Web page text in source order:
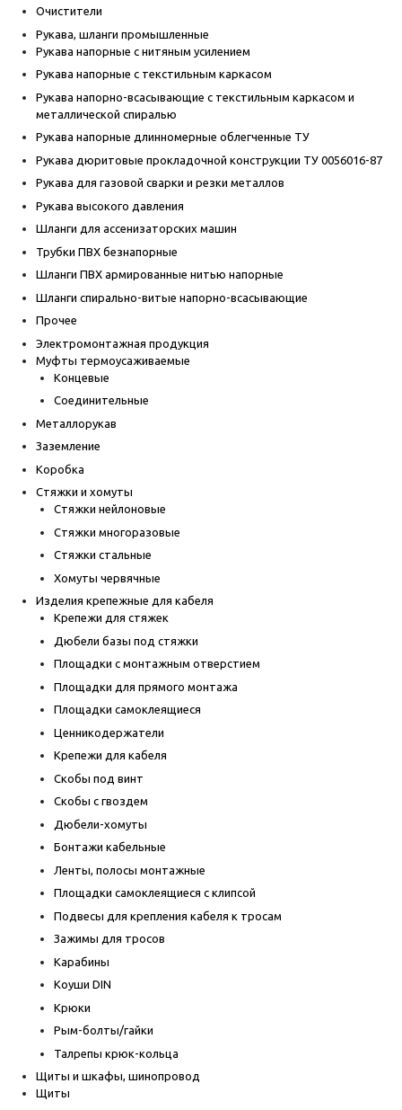
Очистители
Рукава, шланги промышленные
Рукава напорные с нитяным усилением
Рукава напорные с текстильным каркасом
Рукава напорно-всасывающие с текстильным каркасом и
металлической спиралью
Рукава напорные длинномерные облегченные ТУ
Рукава дюритовые прокладочной конструкции ТУ 0056016-87
Рукава для газовой сварки и резки металлов
Рукава высокого давления
Шланги для ассенизаторских машин
Трубки ПВХ безнапорные
Шланги ПВХ армированные нитью напорные
Шланги спирально-витые напорно-всасывающие
Прочее
Электромонтажная продукция
Муфты термоусаживаемые
Концевые
Соединительные
Металлорукав
Заземление
Коробка
Стяжки и хомуты
Стяжки нейлоновые
Стяжки многоразовые
Стяжки стальные
Хомуты червячные
Изделия крепежные для кабеля
Крепежи для стяжек
Дюбели базы под стяжки
Площадки с монтажным отверстием
Площадки для прямого монтажа
Площадки самоклеящиеся
Ценникодержатели
Крепежи для кабеля
Скобы под винт
Скобы с гвоздем
Дюбели-хомуты
Бонтажи кабельные
Ленты, полосы монтажные
Площадки самоклеящиеся с клипсой
Подвесы для крепления кабеля к тросам
Зажимы для тросов
Карабины
Коуши DIN
Крюки
Рым-болты/гайки
Талрепы крюк-кольца
Щиты и шкафы, шинопровод
Щиты